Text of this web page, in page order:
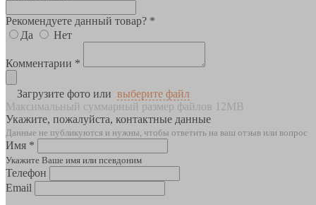
Рекомендуете данный товар? *
Да
Нет
Комментарии *
Загрузите фото или выберите файл
Максимальный суммарный размер файлов 12MB
Укажите, пожалуйста, контактные данные
Данные не публикуются и нужны, чтобы ответить на ваш отзыв или вопрос
Имя *
Укажите Ваше имя или псевдоним
Телефон
Email